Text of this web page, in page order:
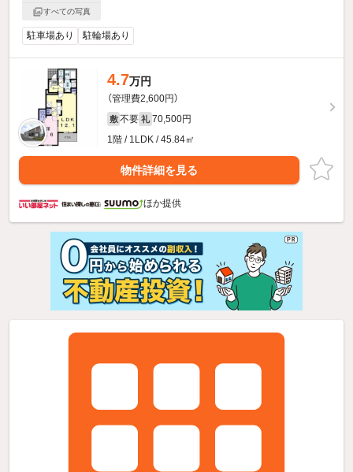
すべての写真
駐車場あり 駐輪場あり
4.7万円
（管理費2,600円）
敷 不要 礼 70,500円
1階 / 1LDK / 45.84㎡
物件詳細を見る
ほか提供